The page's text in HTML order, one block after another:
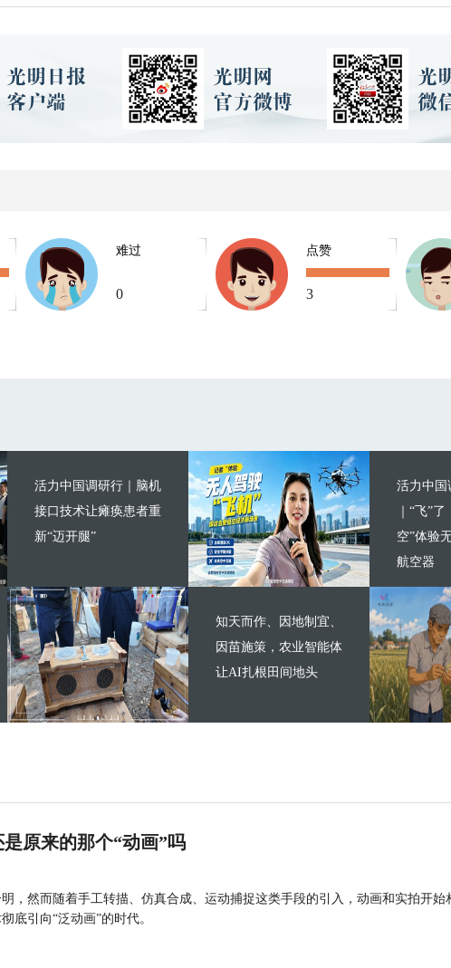
难过
0
点赞
3
活力中国调研行｜脑机
接口技术让瘫痪患者重
新“迈开腿”
活力中国
｜“飞”
空”体验
航空器
知天而作、因地制宜、
因苗施策，农业智能体
让AI扎根田间地头
原来的那个“动画”吗
，然而随着手工转描、仿真合成、运动捕捉这类手段的引入，动画和实拍开
底引向“泛动画”的时代。